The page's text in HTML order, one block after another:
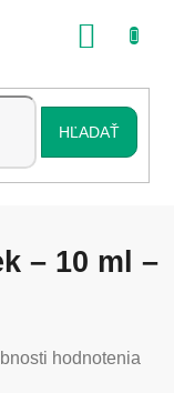
HĽADAŤ
– 10 ml –
hodnotenia